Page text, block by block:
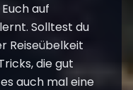
auf
Solltest du
Reiseübelkeit
die gut
auch mal eine